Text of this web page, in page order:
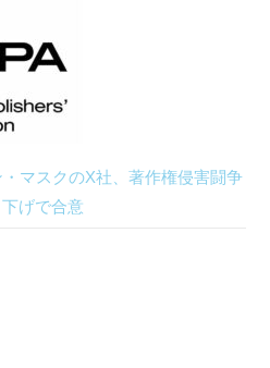
マスクのX社、著作権侵害闘争
げで合意